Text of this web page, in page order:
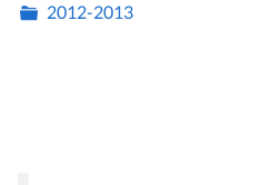
2012-2013